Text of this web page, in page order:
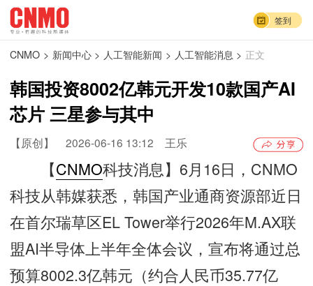
签到
CNMO > 新闻中心 > 人工智能新闻 > 人工智能消息 > 正文
韩国投资8002亿韩元开发10款国产AI
芯片 三星参与其中
【原创】 2026-06-16 13:12 王乐
【CNMO科技消息】6月16日，CNMO
科技从韩媒获悉，韩国产业通商资源部近日
在首尔瑞草区EL Tower举行2026年M.AX联
盟AI半导体上半年全体会议，宣布将通过总
预算8002.3亿韩元（约合人民币35.77亿